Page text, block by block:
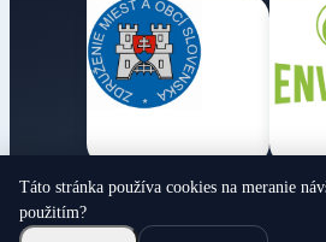
Obecné noviny
Táto stránka používa cookies na meranie
použitím?